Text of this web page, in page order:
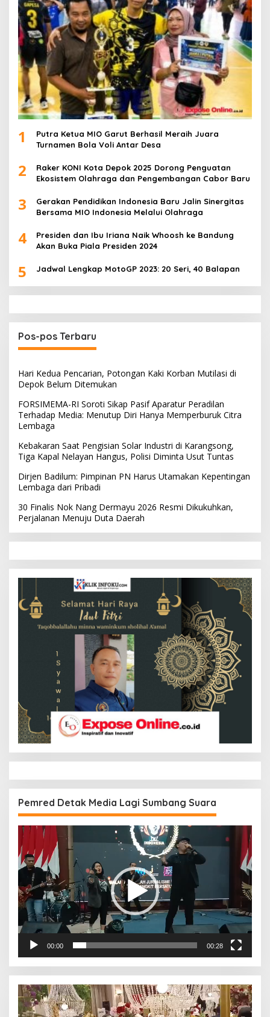
1
Putra Ketua MIO Garut Berhasil Meraih Juara
Turnamen Bola Voli Antar Desa
2
Raker KONI Kota Depok 2025 Dorong Penguatan
Ekosistem Olahraga dan Pengembangan Cabor Baru
3
Gerakan Pendidikan Indonesia Baru Jalin Sinergitas
Bersama MIO Indonesia Melalui Olahraga
4
Presiden dan Ibu Iriana Naik Whoosh ke Bandung
Akan Buka Piala Presiden 2024
5 Jadwal Lengkap MotoGP 2023: 20 Seri, 40 Balapan
Pos-pos Terbaru
Hari Kedua Pencarian, Potongan Kaki Korban Mutilasi di
Depok Belum Ditemukan
FORSIMEMA-RI Soroti Sikap Pasif Aparatur Peradilan
Terhadap Media: Menutup Diri Hanya Memperburuk Citra
Lembaga
Kebakaran Saat Pengisian Solar Industri di Karangsong,
Tiga Kapal Nelayan Hangus, Polisi Diminta Usut Tuntas
Dirjen Badilum: Pimpinan PN Harus Utamakan Kepentingan
Lembaga dari Pribadi
30 Finalis Nok Nang Dermayu 2026 Resmi Dikukuhkan,
Perjalanan Menuju Duta Daerah
Pemred Detak Media Lagi Sumbang Suara
Pemutar
Video
00:00 00:28
Pemutar
Video